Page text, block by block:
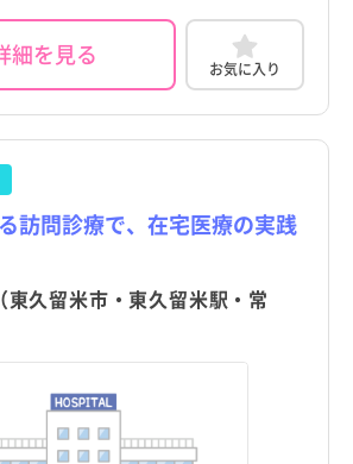
て
り）
ルバイト（夜勤あり）
以上
細を見る お気に入り
訪問診療で、在宅医療の実践
東久留米市・東久留米駅・常
て
り）
ルバイト（夜勤あり）
以上